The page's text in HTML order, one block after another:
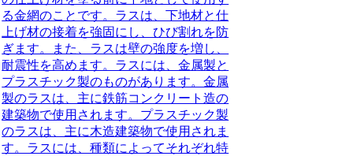
る金網のことです。ラスは、下地材と仕
上げ材の接着を強固にし、ひび割れを防
ぎます。また、ラスは壁の強度を増し、
耐震性を高めます。ラスには、金属製と
プラスチック製のものがあります。金属
製のラスは、主に鉄筋コンクリート造の
建築物で使用されます。プラスチック製
のラスは、主に木造建築物で使用されま
す。ラスには、種類によってそれぞれ特